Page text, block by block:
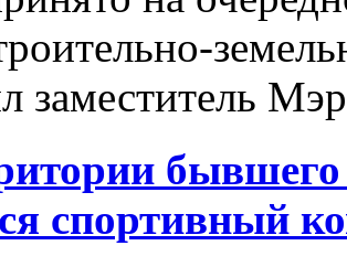
заместитель
спортивный